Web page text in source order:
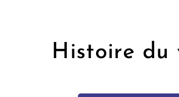
Histoire du